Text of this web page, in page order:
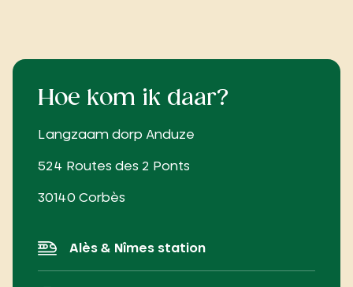
Hoe kom ik daar?
Langzaam dorp Anduze
524 Routes des 2 Ponts
30140 Corbès
Alès & Nîmes station